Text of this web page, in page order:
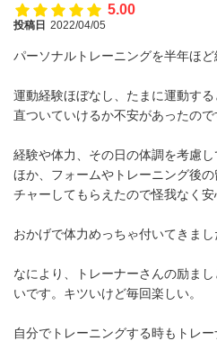
5.00
投稿日 2022/04/05
パーソナルトレーニングを半年ほど
運動経験ほぼなし、たまに運動す
直ついていけるか不安があったので
経験や体力、その日の体調を考慮
ほか、フォームやトレーニング後
チャーしてもらえたので怪我なく安
おかげで体力めっちゃ付いてきまし
なにより、トレーナーさんの励ま
いです。キツいけど毎回楽しい。
自分でトレーニングする時もトレ